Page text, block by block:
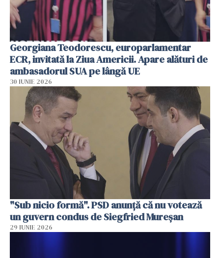
Georgiana Teodorescu, europarlamentar
ECR, invitată la Ziua Americii. Apare alături de
ambasadorul SUA pe lângă UE
30 IUNIE 2026
"Sub nicio formă". PSD anunţă că nu votează
un guvern condus de Siegfried Mureşan
29 IUNIE 2026